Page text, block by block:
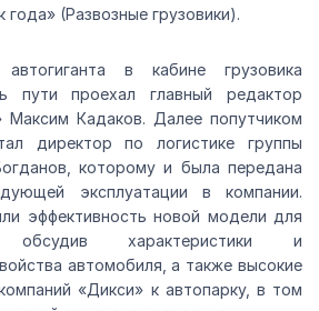
года» (Развозные грузовики).
в кабине грузовика
пути проехал главный редактор
Максим Кадаков. Далее попутчиком
директор по логистике группы
которому и была передана
эксплуатации в компании.
эффективность новой модели для
обсудив характеристики и
автомобиля, а также высокие
«Дикси» к автопарку, в том